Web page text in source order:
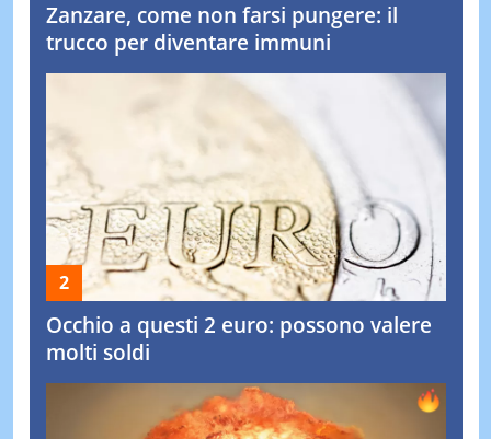
Zanzare, come non farsi pungere: il
trucco per diventare immuni
Occhio a questi 2 euro: possono valere
molti soldi